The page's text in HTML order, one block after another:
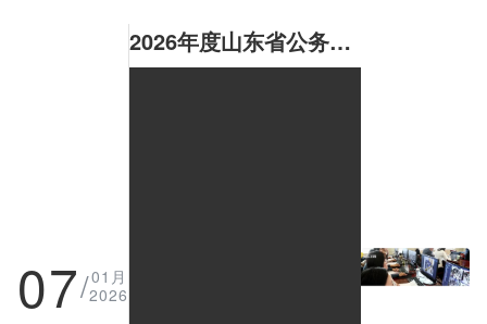
07/01月
2026
2026年度山东省公务员招录笔试结束 成绩将于明年1月公布